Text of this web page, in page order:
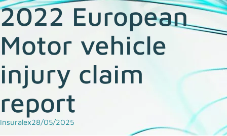
2022 European
Motor vehicle
injury claim
report
Insuralex28/05/2025